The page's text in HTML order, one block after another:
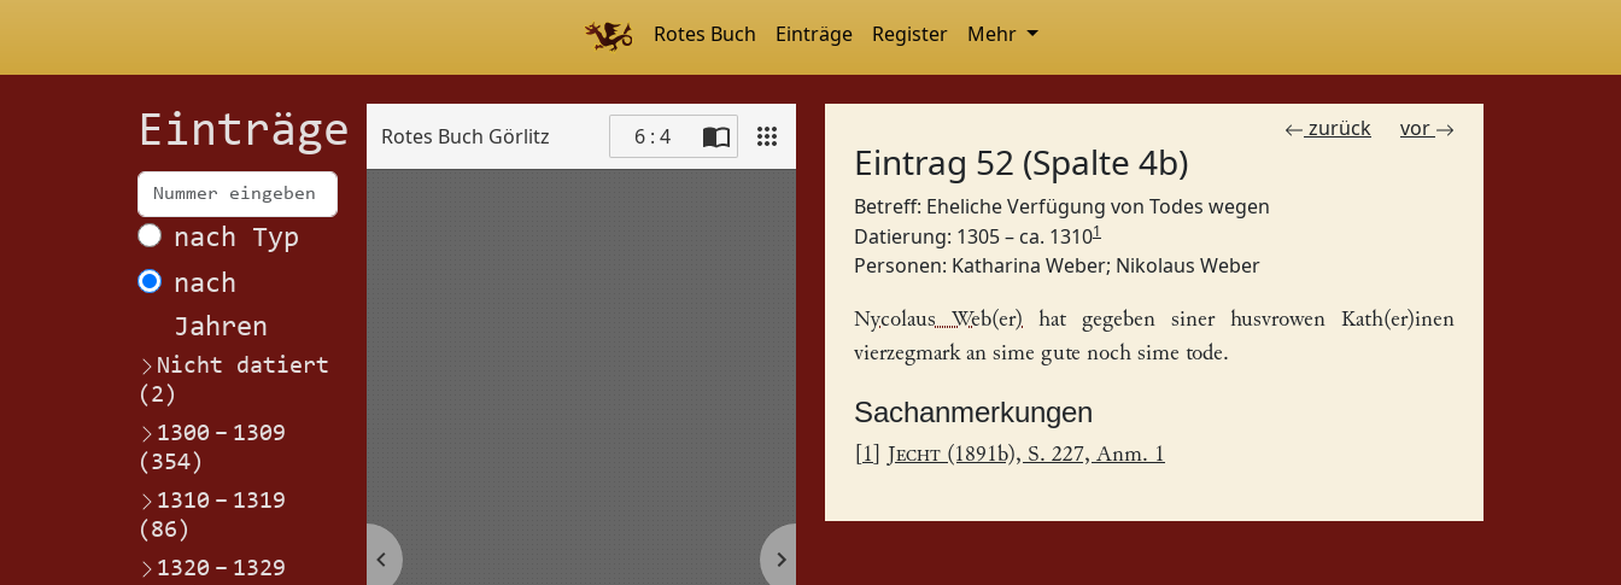
Rotes Buch Einträge Register Mehr
Einträge
nach Typ
nach
Jahren
Nicht datiert
(2)
1300 – 1309
(354)
1310 – 1319
(86)
1320 – 1329
Rotes Buch Görlitz 6 : 4 zurück vor
Eintrag 52 (Spalte 4b)
Betreff: Eheliche Verfügung von Todes wegen
Datierung: 1305 – ca. 13101
Personen: Katharina Weber; Nikolaus Weber
Nycolaus Web(er) hat gegeben siner husvrowen Kath(er)inen
vierzegmark an sime gute noch sime tode.
Sachanmerkungen
1 Jecht (1891b), S. 227, Anm. 1